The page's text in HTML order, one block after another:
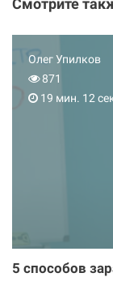
Смотрите
Олег Упилков
871
19 мин. 12
5 способов